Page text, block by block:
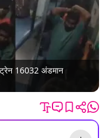
16032 अंडमान